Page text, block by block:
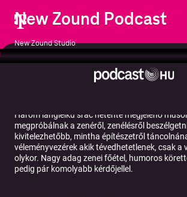
New Zound Podcast
New Zound Studio
Zenei kommentárok
Három lánglelkű srác hetente megjelenő
megpróbálnak a zenéről, zenélésről
kivitelezhetőbb, mintha építészetről
véleményvezérek akik tévedhetetlenek, csak
olykor. Nagy adag zenei főétel, humoros
pedig pár komolyabb kérdőjellel.